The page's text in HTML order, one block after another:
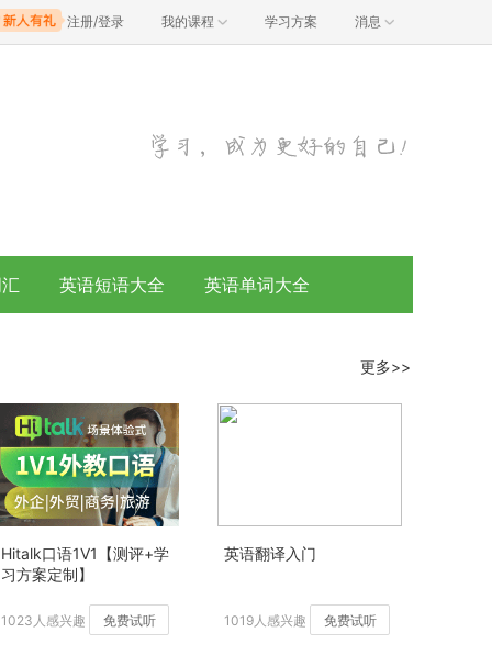
注册/登录 我的课程 学习方案 消息
英语短语大全 英语单词大全
更多>>
Hitalk口语1V1【测评+学
习方案定制】
1023人感兴趣 免费试听
英语翻译入门
1019人感兴趣 免费试听